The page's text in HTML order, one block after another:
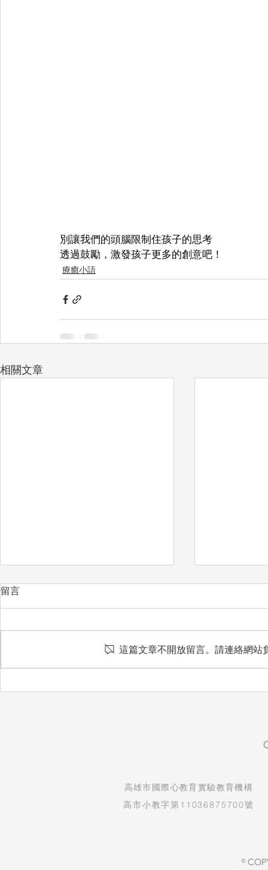
別讓我們的頭腦限制住孩子的思考
透過鼓勵，激發孩子更多的創意吧！
療癒小語
相關文章
愛惜
想把最好的
留言
這篇文章不開放留言。請連絡網站
​高雄市國際心教育實驗教育機構
高市小教字第11036875700號
©